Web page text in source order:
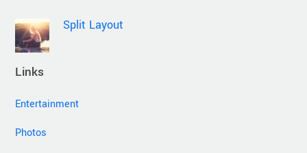
Split Layout
Links
Entertainment
Photos